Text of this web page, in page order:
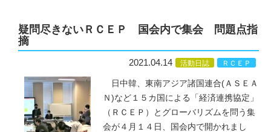
疑問尽きないＲＣＥＰ 国会内で集会 問題点指
摘
2021.04.14 活動日誌 ＲＣＥＰ
日中韓、東南アジア諸国連合(ＡＳＥＡ
Ｎ)など１５カ国による「経済連携協定」
（ＲＣＥＰ）とグローバリズムを問う集
会が４月１４日、国会内で開かれまし